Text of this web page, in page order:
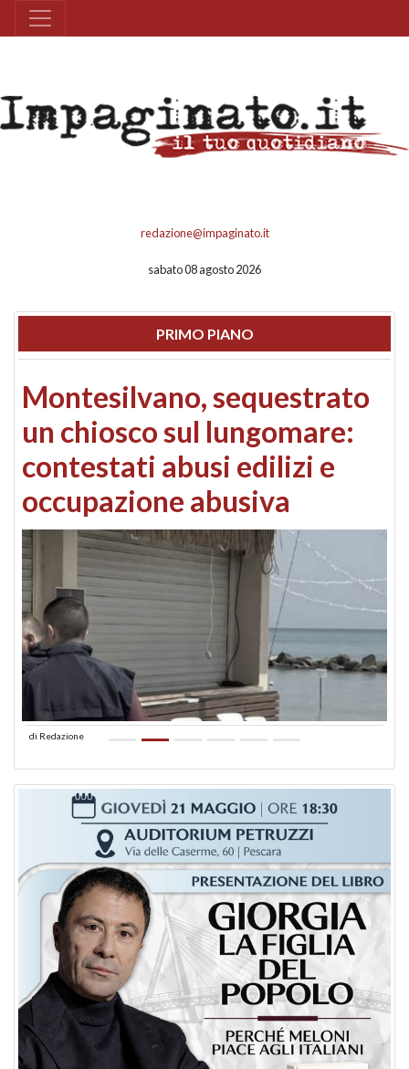
redazione@impaginato.it
sabato 08 agosto 2026
PRIMO PIANO
Montesilvano, sequestrato
un chiosco sul lungomare:
contestati abusi edilizi e
occupazione abusiva
di Redazione